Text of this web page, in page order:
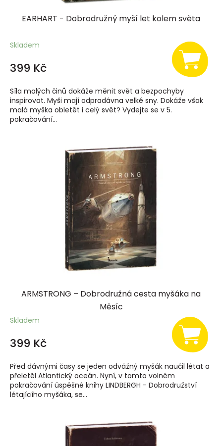
EARHART - Dobrodružný myší let kolem světa
Skladem
399 Kč
Síla malých činů dokáže měnit svět a bezpochyby
inspirovat. Myši mají odpradávna velké sny. Dokáže však
malá myška obletět i celý svět? Vydejte se v 5.
pokračování...
ARMSTRONG – Dobrodružná cesta myšáka na
Měsíc
Skladem
399 Kč
Před dávnými časy se jeden odvážný myšák naučil létat a
přeletěl Atlantický oceán. Nyní, v tomto volném
pokračování úspěšné knihy LINDBERGH - Dobrodružství
létajícího myšáka, se...